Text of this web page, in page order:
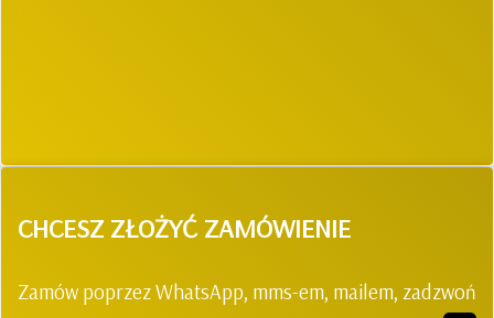
CHCESZ ZŁOŻYĆ ZAMÓWIENIE
Zamów poprzez WhatsApp, mms-em, mailem, zadzwoń